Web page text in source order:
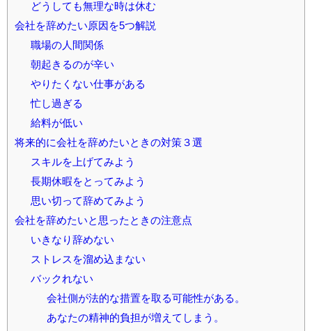
どうしても無理な時は休む
会社を辞めたい原因を5つ解説
職場の人間関係
朝起きるのが辛い
やりたくない仕事がある
忙し過ぎる
給料が低い
将来的に会社を辞めたいときの対策３選
スキルを上げてみよう
長期休暇をとってみよう
思い切って辞めてみよう
会社を辞めたいと思ったときの注意点
いきなり辞めない
ストレスを溜め込まない
バックれない
会社側が法的な措置を取る可能性がある。
あなたの精神的負担が増えてしまう。